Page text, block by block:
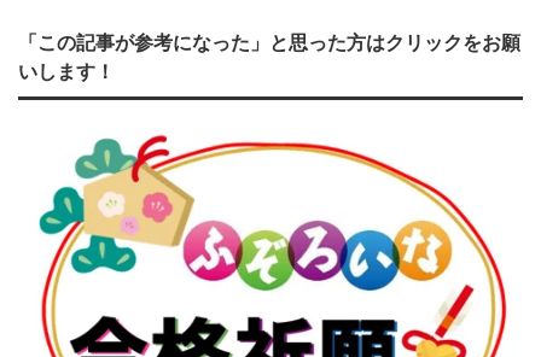
「この記事が参考になった」と思った方はクリックをお願
いします！